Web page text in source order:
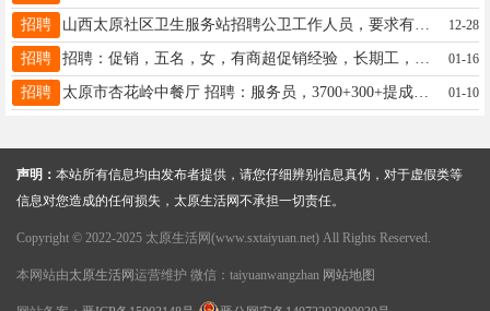
招聘 山西太原社区卫生服务站招聘公卫工作人员，要求有多年相关工作及管理经验，能胜任，新入职保底5000+，有意可联系13099069231（请加微信） 12-28
招聘 01-16
招聘 太原市杏花岭中餐厅 招聘：服务员，3700+300+提成 以上岗位包食住，月休3天，宿舍环境良好，有发展前途。 ☎如有意者请联系电话：15513898444 01-10
声明： 本站所有信息均由发布者提供，请您仔细辨别信息真伪，对于虚假类等
信息对您造成的任何损失，太原生活网不承担一切责任。
Copyright © 2022-2025 太原生活网(www.sxtaiyuan.net) All Rights Reserved.
本网站由太原生活网 运营维护 微信：taiyuanwangzhan 网站地图